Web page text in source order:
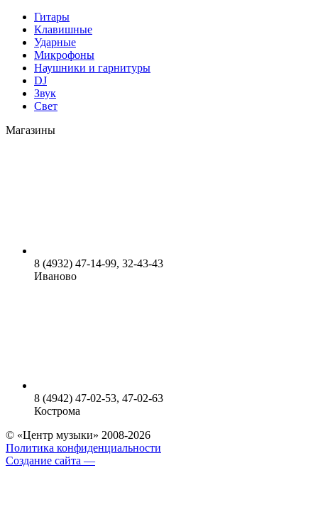
Гитары
Клавишные
Ударные
Микрофоны
Наушники и гарнитуры
DJ
Звук
Свет
Магазины
8 (4932) 47-14-99, 32-43-43
Иваново
8 (4942) 47-02-53, 47-02-63
Кострома
© «Центр музыки» 2008-2026
Политика конфиденциальности
Создание сайта —